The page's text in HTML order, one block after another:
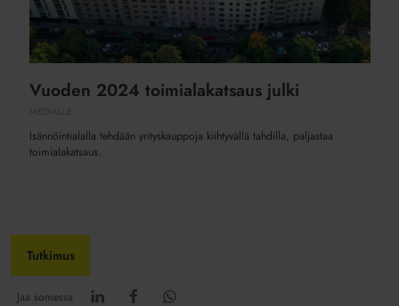
Vuoden 2024 toimialakatsaus julki
Isännöintialalla tehdään yrityskauppoja kiihtyvällä tahdilla, paljastaa
toimialakatsaus.
Tutkimus
Jaa somessa